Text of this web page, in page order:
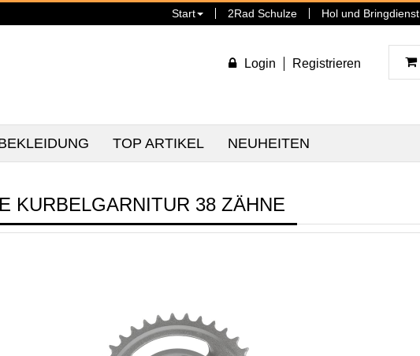
Start 2Rad Schulze Hol und Bringdienst
Login Registrieren
TOP ARTIKEL NEUHEITEN
KURBELGARNITUR 38 ZÄHNE